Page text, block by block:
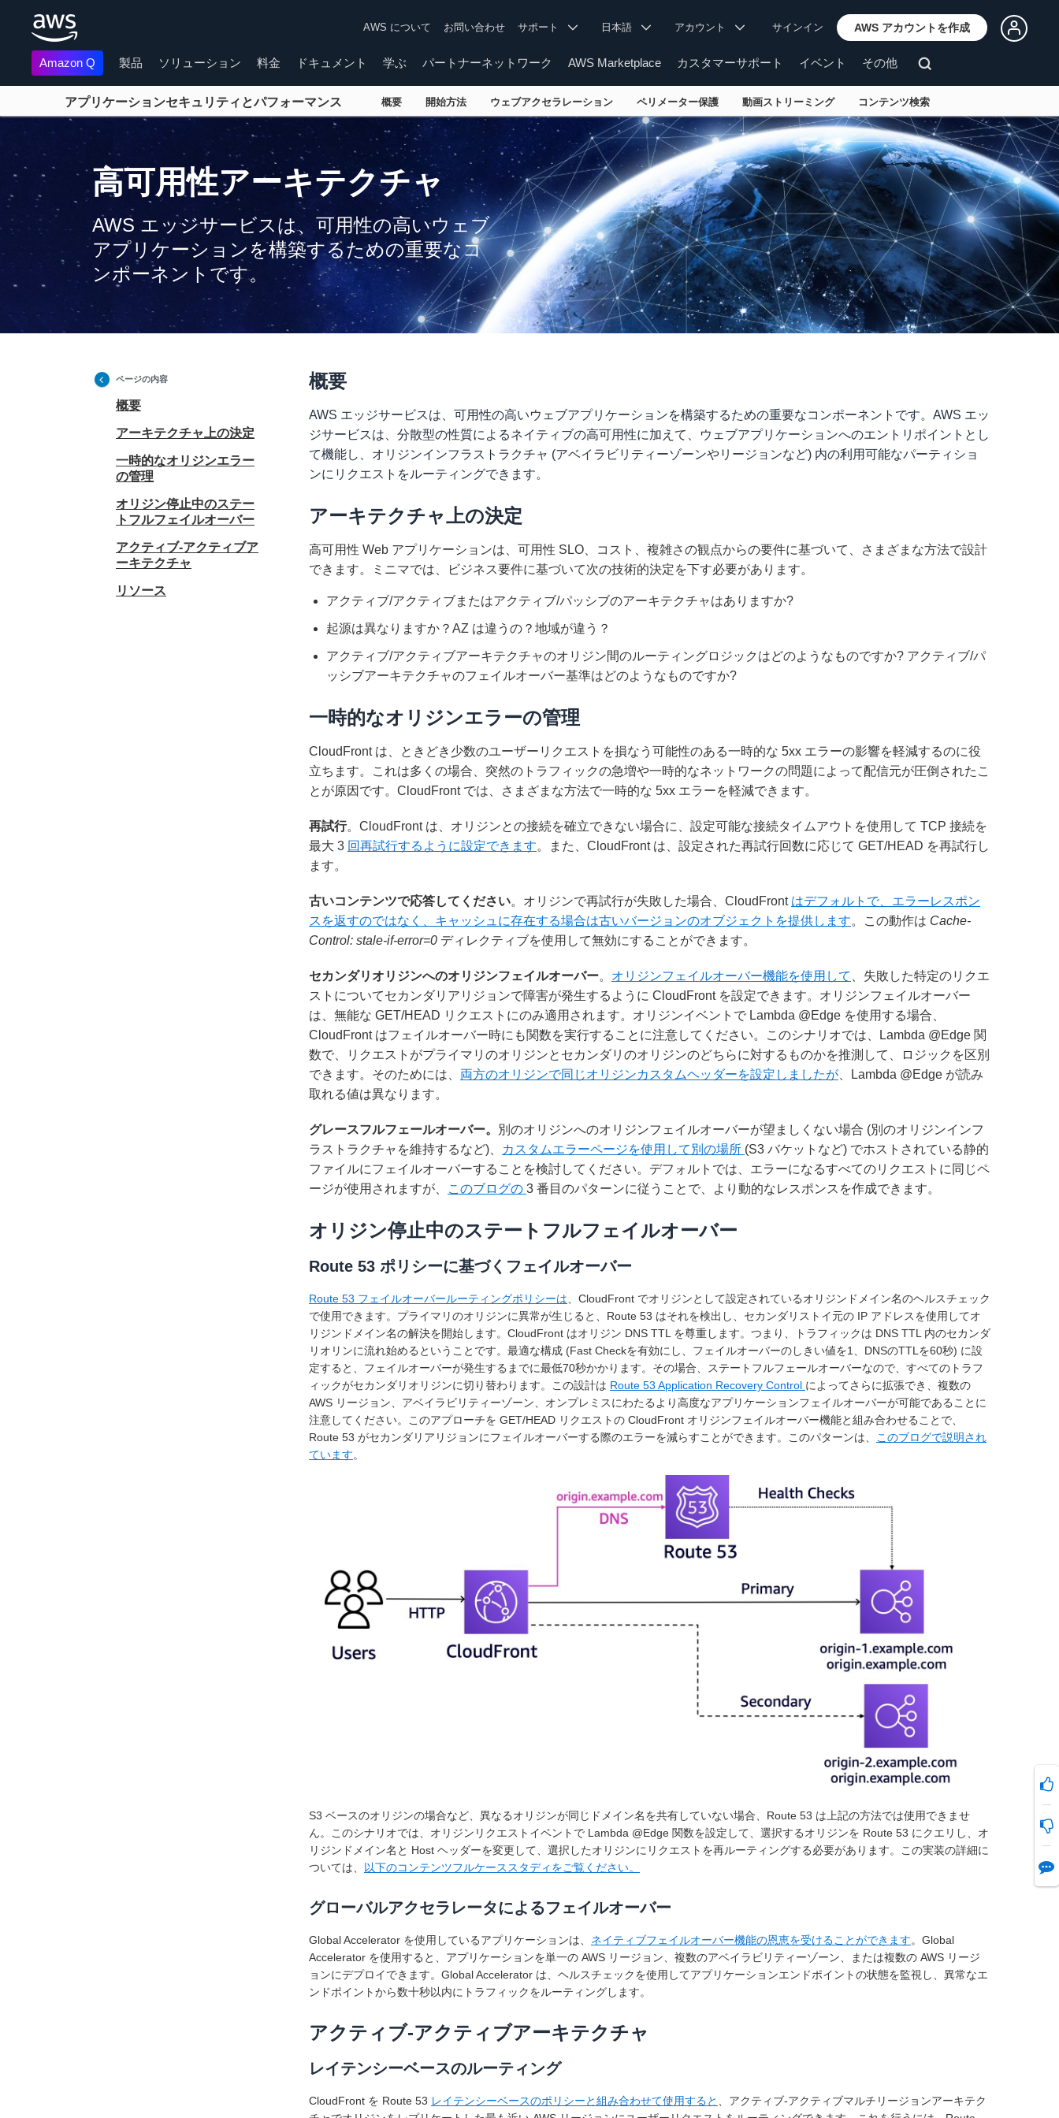
メインコンテンツに移動
AWS について お問い合わせ サポート 日本語 アカウント サインイン AWS アカウントを作成
Amazon Q 製品 ソリューション 料金 ドキュメント 学ぶ パートナーネットワーク AWS Marketplace カスタマーサポート イベント その他
アプリケーションセキュリティとパフォーマンス 概要 開始方法 ウェブアクセラレーション ペリメーター保護 動画ストリーミング コンテンツ検索
高可用性アーキテクチャ
AWS エッジサービスは、可用性の高いウェブ
アプリケーションを構築するための重要なコ
ンポーネントです。
ページの内容
概要
アーキテクチャ上の決定
一時的なオリジンエラー
の管理
オリジン停止中のステー
トフルフェイルオーバー
アクティブ-アクティブア
ーキテクチャ
リソース
概要
AWS エッジサービスは、可用性の高いウェブアプリケーションを構築するための重要なコンポーネントです。AWS エッ
ジサービスは、分散型の性質によるネイティブの高可用性に加えて、ウェブアプリケーションへのエントリポイントとし
て機能し、オリジンインフラストラクチャ (アベイラビリティーゾーンやリージョンなど) 内の利用可能なパーティショ
ンにリクエストをルーティングできます。
アーキテクチャ上の決定
高可用性 Web アプリケーションは、可用性 SLO、コスト、複雑さの観点からの要件に基づいて、さまざまな方法で設計
できます。ミニマでは、ビジネス要件に基づいて次の技術的決定を下す必要があります。
アクティブ/アクティブまたはアクティブ/パッシブのアーキテクチャはありますか?
起源は異なりますか？AZ は違うの？地域が違う？
アクティブ/アクティブアーキテクチャのオリジン間のルーティングロジックはどのようなものですか? アクティブ/パ
ッシブアーキテクチャのフェイルオーバー基準はどのようなものですか?
一時的なオリジンエラーの管理
CloudFront は、ときどき少数のユーザーリクエストを損なう可能性のある一時的な 5xx エラーの影響を軽減するのに役
立ちます。これは多くの場合、突然のトラフィックの急増や一時的なネットワークの問題によって配信元が圧倒されたこ
とが原因です。CloudFront では、さまざまな方法で一時的な 5xx エラーを軽減できます。
再試行。CloudFront は、オリジンとの接続を確立できない場合に、設定可能な接続タイムアウトを使用して TCP 接続を
最大 3 回再試行するように設定できます。また、CloudFront は、設定された再試行回数に応じて GET/HEAD を再試行し
ます。
古いコンテンツで応答してください。オリジンで再試行が失敗した場合、CloudFront はデフォルトで、エラーレスポン
スを返すのではなく、キャッシュに存在する場合は古いバージョンのオブジェクトを提供します。この動作は Cache-
Control: stale-if-error=0 ディレクティブを使用して無効にすることができます。
セカンダリオリジンへのオリジンフェイルオーバー。 オリジンフェイルオーバー機能を使用して
、失敗した特定のリクエ
ストについてセカンダリアリジョンで障害が発生するように CloudFront を設定できます。オリジンフェイルオーバー
は、無能な GET/HEAD リクエストにのみ適用されます。オリジンイベントで Lambda @Edge を使用する場合、
CloudFront はフェイルオーバー時にも関数を実行することに注意してください。このシナリオでは、Lambda @Edge 関
数で、リクエストがプライマリのオリジンとセカンダリのオリジンのどちらに対するものかを推測して、ロジックを区別
できます。そのためには、 両方のオリジンで同じオリジンカスタムヘッダーを設定しましたが 、Lambda @Edge が読み
取れる値は異なります。
グレースフルフェールオーバー。
別のオリジンへのオリジンフェイルオーバーが望ましくない場合 (別のオリジンインフ
ラストラクチャを維持するなど)、
カスタムエラーページを使用して別の場所 (S3 バケットなど) でホストされている静的
ファイルにフェイルオーバーすることを検討してください。デフォルトでは、エラーになるすべてのリクエストに同じペ
ージが使用されますが、
このブログの 3 番目のパターンに従うことで、より動的なレスポンスを作成できます。
オリジン停止中のステートフルフェイルオーバー
Route 53 ポリシーに基づくフェイルオーバー
Route 53 フェイルオーバールーティングポリシーは 、CloudFront でオリジンとして設定されているオリジンドメイン名のヘルスチェック
で使用できます。プライマリのオリジンに異常が生じると、Route 53 はそれを検出し、セカンダリストイ元の IP アドレスを使用してオ
リジンドメイン名の解決を開始します。CloudFront はオリジン DNS TTL を尊重します。つまり、トラフィックは DNS TTL 内のセカンダ
リオリンに流れ始めるということです。最適な構成 (Fast Checkを有効にし、フェイルオーバーのしきい値を1、DNSのTTLを60秒) に設
定すると、フェイルオーバーが発生するまでに最低70秒かかります。その場合、ステートフルフェールオーバーなので、すべてのトラフ
ィックがセカンダリオリジンに切り替わります。この設計は Route 53 Application Recovery Control によってさらに拡張でき、複数の
AWS リージョン、アベイラビリティーゾーン、オンプレミスにわたるより高度なアプリケーションフェイルオーバーが可能であることに
注意してください。このアプローチを GET/HEAD リクエストの CloudFront オリジンフェイルオーバー機能と組み合わせることで、
Route 53 がセカンダリアリジョンにフェイルオーバーする際のエラーを減らすことができます。このパターンは、
このブログで説明され
ています。
S3 ベースのオリジンの場合など、異なるオリジンが同じドメイン名を共有していない場合、Route 53 は上記の方法では使用できませ
ん。このシナリオでは、オリジンリクエストイベントで Lambda @Edge 関数を設定して、選択するオリジンを Route 53 にクエリし、オ
リジンドメイン名と Host ヘッダーを変更して、選択したオリジンにリクエストを再ルーティングする必要があります。この実装の詳細に
ついては、
以下のコンテンツフルケーススタディをご覧ください。
グローバルアクセラレータによるフェイルオーバー
Global Accelerator を使用しているアプリケーションは、 ネイティブフェイルオーバー機能の恩恵を受けることができます。Global
Accelerator を使用すると、アプリケーションを単一の AWS リージョン、複数のアベイラビリティーゾーン、または複数の AWS リージ
ョンにデプロイできます。Global Accelerator は、ヘルスチェックを使用してアプリケーションエンドポイントの状態を監視し、異常なエ
ンドポイントから数十秒以内にトラフィックをルーティングします。
アクティブ-アクティブアーキテクチャ
レイテンシーベースのルーティング
CloudFront を Route 53 レイテンシーベースのポリシーと組み合わせて使用すると
、アクティブ-アクティブマルチリージョンアーキテク